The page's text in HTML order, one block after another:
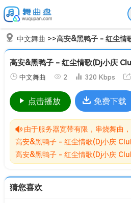
中文舞曲 >>高安&黑鸭子 - 红尘情歌
高安&黑鸭子 - 红尘情歌(Dj小庆
中文舞曲 2 320 Kbps
点击播放 免费下载
由于服务器宽带有限，串烧舞曲，视频舞曲关闭在线播放
猜您喜欢